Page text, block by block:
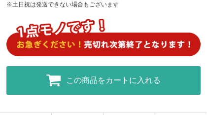
※土日祝は発送できない場合もございます
この商品をカートに入れる